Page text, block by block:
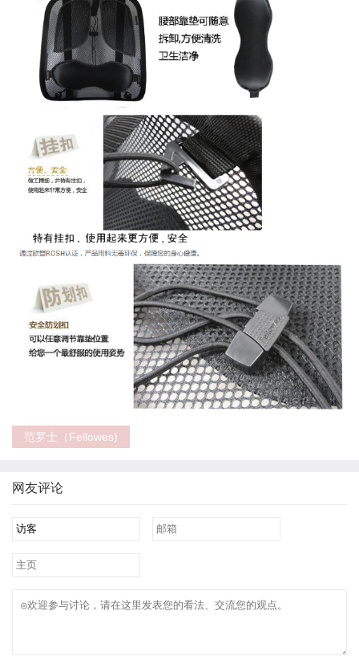
范罗士（Fellowes)
网友评论